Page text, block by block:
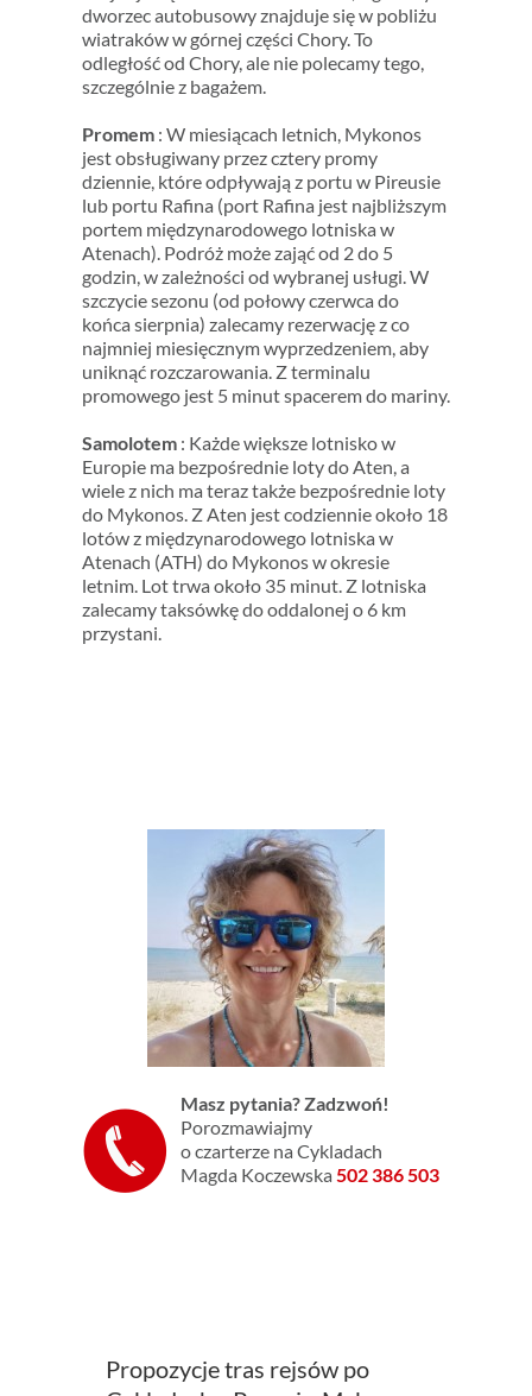
dworzec autobusowy znajduje się w pobliżu
wiatraków w górnej części Chory. To
odległość od Chory, ale nie polecamy tego,
szczególnie z bagażem.
Promem: W miesiącach letnich, Mykonos
jest obsługiwany przez cztery promy
dziennie, które odpływają z portu w Pireusie
lub portu Rafina (port Rafina jest najbliższym
portem międzynarodowego lotniska w
Atenach). Podróż może zająć od 2 do 5
godzin, w zależności od wybranej usługi. W
szczycie sezonu (od połowy czerwca do
końca sierpnia) zalecamy rezerwację z co
najmniej miesięcznym wyprzedzeniem, aby
uniknąć rozczarowania. Z terminalu
promowego jest 5 minut spacerem do mariny.
Samolotem: Każde większe lotnisko w
Europie ma bezpośrednie loty do Aten, a
wiele z nich ma teraz także bezpośrednie loty
do Mykonos. Z Aten jest codziennie około 18
lotów z międzynarodowego lotniska w
Atenach (ATH) do Mykonos w okresie
letnim. Lot trwa około 35 minut. Z lotniska
zalecamy taksówkę do oddalonej o 6 km
przystani.
Masz pytania? Zadzwoń!
Porozmawiajmy
o czarterze na Cykladach
Magda Koczewska 502 386 503
Propozycje tras rejsów po